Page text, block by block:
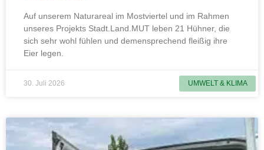
UMWELT & KLIMA
Auf unserem Naturareal im Mostviertel und im Rahmen
unseres Projekts Stadt.Land.MUT leben 21 Hühner, die
sich sehr wohl fühlen und demensprechend fleißig ihre
Eier legen.
30. Juli 2026